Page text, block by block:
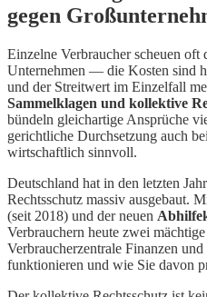
gegen
Einzelne Verbraucher scheuen oft
Unternehmen — die Kosten sind
und der Streitwert im Einzelfall
Sammelklagen und kollektive
bündeln gleichartige Ansprüche
gerichtliche Durchsetzung auch
wirtschaftlich sinnvoll.
Deutschland hat in den letzten
Rechtsschutz massiv ausgebaut.
(seit 2018) und der neuen
Verbrauchern heute zwei
Verbraucherzentrale Finanzen
funktionieren und wie Sie davon